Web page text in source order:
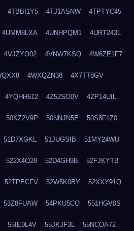
4TBBI1Y5 4TJ1ASNW 4TPTYC45
4UMM8LXA 4UNHPQM1 4URT243L
4VJZYO02 4VNW7KSQ 4W6ZE1F7
4WXQZN38 4X7TT8GV
4YQHH612 4Z52SO0V 4ZP14UIL
50KZ2V9P 50NNJN5E 50S8F1Z0
51D7XGKL 51JUGSIB 51MY24WU
522X4O28 52D4GH9B 52FJKYTB
52TPECFV 52W5K0BY 52XXY91Q
53Z8FUAW 54PKU5CO 551HGV0S
55IE9L4V 55JKJF3L 55NCOA72